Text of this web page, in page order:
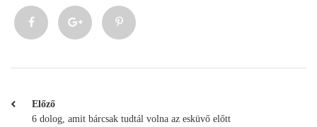
Előző
6 dolog, amit bárcsak tudtál volna az esküvő előtt